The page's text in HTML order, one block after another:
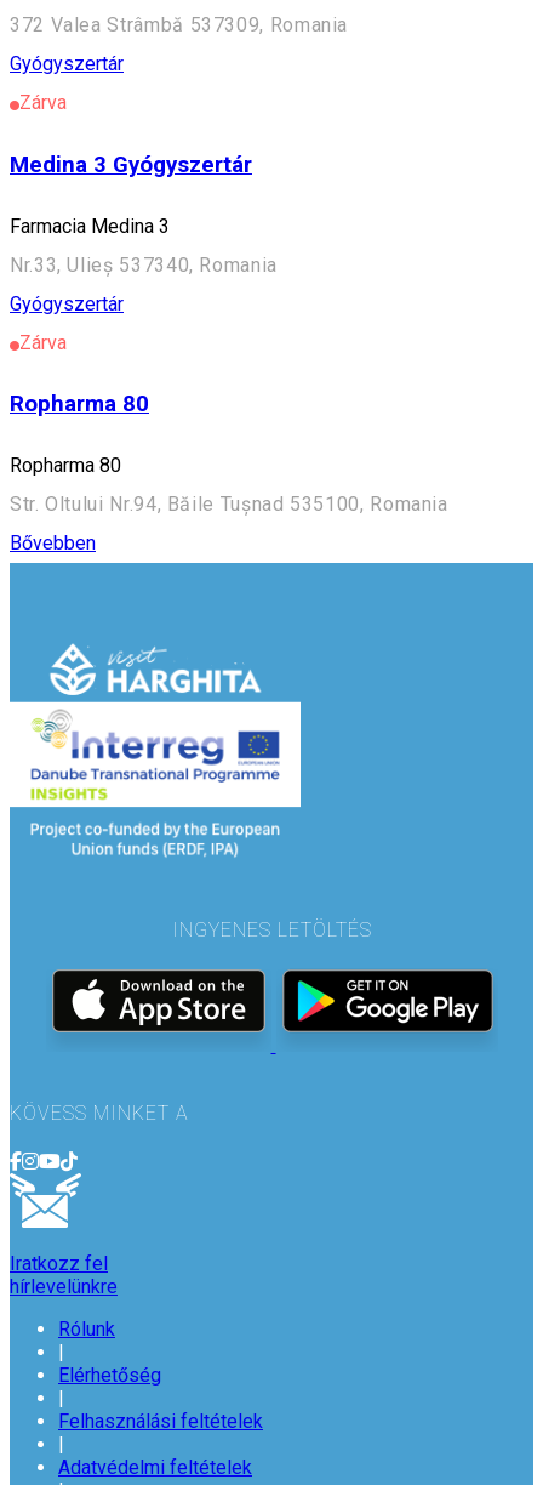
372 Valea Strâmbă 537309, Romania
Gyógyszertár
Zárva
Medina 3 Gyógyszertár
Farmacia Medina 3
Nr.33, Ulieș 537340, Romania
Gyógyszertár
Zárva
Ropharma 80
Ropharma 80
Str. Oltului Nr.94, Băile Tușnad 535100, Romania
Bővebben
INGYENES LETÖLTÉS
KÖVESS MINKET A
Iratkozz fel
hírlevelünkre
Rólunk
Elérhetőség
Felhasználási feltételek
Adatvédelmi feltételek